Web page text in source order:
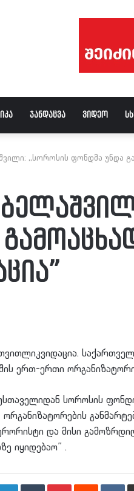
ჯანდაცვა ვიდეო
,,სოროსის ფონდმა უნდა
ერთ-ერთი
სოროსის
ორგანიზატორების
და მისი
იყიდებაო” .
LinkedInTumblr PinterestReddit